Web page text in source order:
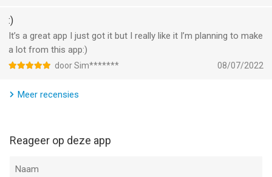
Terms of Use: samsungfood.com/policy/terms/
--
iPhone, iPad en iPod touch met iOS versie 15.0 of hoger,
vergeleken op 7 Aug om 04:27.
:)
It’s a great app I just got it but I really like it I’m planning to make
a lot from this app:)
door Sim******* 08/07/2022
Meer recensies
Reageer op deze app